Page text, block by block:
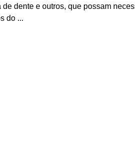
dente e outros, que possam
do ...